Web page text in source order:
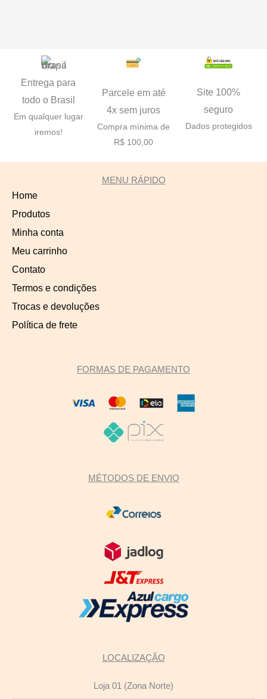
Entrega para
todo o Brasil
Em qualquer lugar
iremos!
Parcele em até
4x sem juros
Compra mínima de
R$ 100,00
Site 100%
seguro
Dados protegidos
MENU RÁPIDO
Home
Produtos
Minha conta
Meu carrinho
Contato
Termos e condições
Trocas e devoluções
Política de frete
FORMAS DE PAGAMENTO
MÉTODOS DE ENVIO
LOCALIZAÇÃO
Loja 01 (Zona Norte)